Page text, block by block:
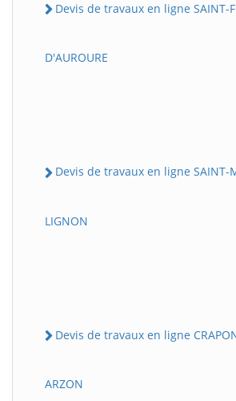
Devis de travaux en ligne SAINT-
D'AUROURE
Devis de travaux en ligne SAINT-
LIGNON
Devis de travaux en ligne
ARZON